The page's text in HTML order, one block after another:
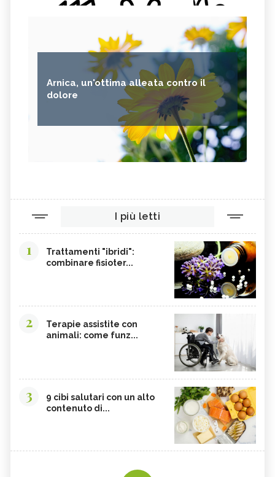
Arnica, un'ottima alleata contro il
dolore
I più letti
1
Trattamenti "ibridi":
combinare fisioter...
2
Terapie assistite con
animali: come funz...
3
9 cibi salutari con un alto
contenuto di...